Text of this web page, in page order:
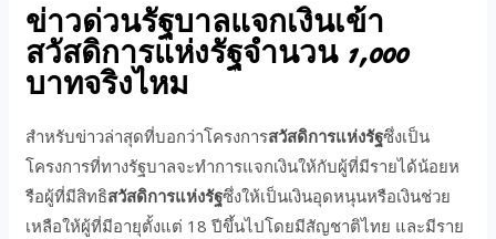
ข่าวด่วนรัฐบาลแจกเงินเข้า
สวัสดิการแห่งรัฐจำนวน 1,000
บาทจริงไหม
สำหรับข่าวล่าสุดที่บอกว่าโครงการสวัสดิการแห่งรัฐซึ่งเป็น
โครงการที่ทางรัฐบาลจะทำการแจกเงินให้กับผู้ที่มีรายได้น้อยห
รือผู้ที่มีสิทธิสวัสดิการแห่งรัฐซึ่งให้เป็นเงินอุดหนุนหรือเงินช่วย
เหลือให้ผู้ที่มีอายุตั้งแต่ 18 ปีขึ้นไปโดยมีสัญชาติไทย และมีราย